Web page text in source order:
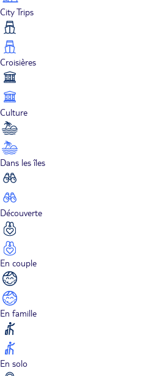
City Trips
Croisières
Culture
Dans les îles
Découverte
En couple
En famille
En solo